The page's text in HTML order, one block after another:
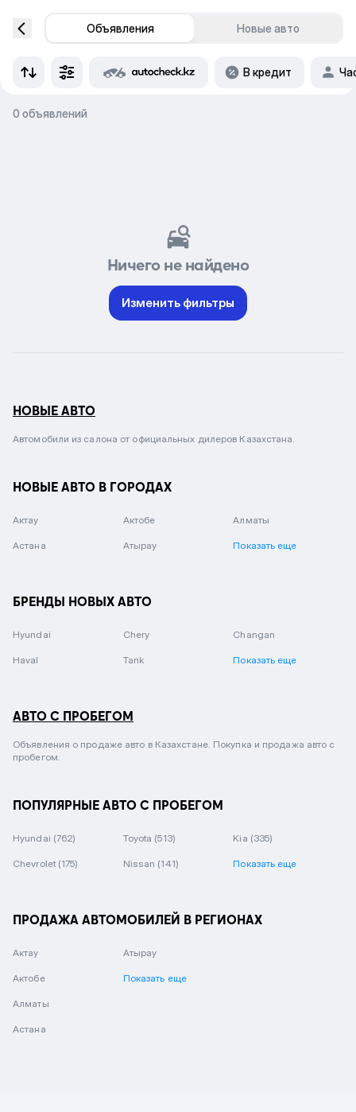
Объявления Новые авто
В кредит
0 объявлений
Ничего не найдено
Изменить фильтры
НОВЫЕ АВТО
Автомобили из салона от официальных дилеров Казахстана.
НОВЫЕ АВТО В ГОРОДАХ
Актау Актобе Алматы
Астана Атырау Показать еще
БРЕНДЫ НОВЫХ АВТО
Hyundai Chery Changan
Haval Tank Показать еще
АВТО С ПРОБЕГОМ
Объявления о продаже авто в Казахстане. Покупка и продажа авто с
пробегом.
ПОПУЛЯРНЫЕ АВТО С ПРОБЕГОМ
Hyundai (762) Toyota (513) Kia (335)
Chevrolet (175) Nissan (141) Показать еще
ПРОДАЖА АВТОМОБИЛЕЙ В РЕГИОНАХ
Актау
Актобе
Алматы
Астана
Атырау
Показать еще